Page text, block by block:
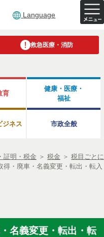
Language
救急医療・消防
育
健康・医療・
福祉
ジネス 市政全般
証明・税金 ＞ 税金 ＞ 税目ごとに
得・廃車・名義変更・転出・転入
名義変更・転出・転